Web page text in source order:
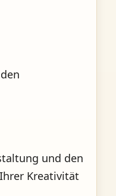
und den
Kreativität